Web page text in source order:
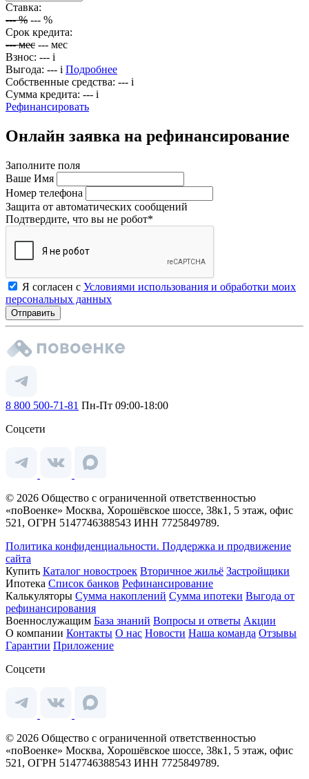
Ставка:
---% --- %
Срок кредита:
---мес --- мес
Взнос: --- i
Выгода: --- i Подробнее
Собственные средства: --- i
Сумма кредита: --- i
Рефинансировать
Онлайн заявка на рефинансирование
Заполните поля
Ваше Имя
Номер телефона
Защита от автоматических сообщений
Подтвердите, что вы не робот*
Я согласен с Условиями использования и обработки моих
персональных данных
8 800 500-71-81 Пн-Пт 09:00-18:00
Соцсети
© 2026 Общество с ограниченной ответственностью
«поВоенке» Москва, Хорошёвское шоссе, 38к1, 5 этаж, офис
521, ОГРН 5147746388543 ИНН 7725849789.
Политика конфиденциальности. Поддержка и продвижение
сайта
Купить Каталог новостроек Вторичное жильё Застройщики
Ипотека Список банков Рефинансирование
Калькуляторы Сумма накоплений Сумма ипотеки Выгода от
рефинансирования
Военнослужащим База знаний Вопросы и ответы Акции
О компании Контакты О нас Новости Наша команда Отзывы
Гарантии Приложение
Соцсети
© 2026 Общество с ограниченной ответственностью
«поВоенке» Москва, Хорошёвское шоссе, 38к1, 5 этаж, офис
521, ОГРН 5147746388543 ИНН 7725849789.